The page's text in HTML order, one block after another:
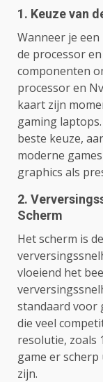
1. Keuze van
Wanneer je
de processor
componenten
processor en
kaart zijn
gaming
beste keuze,
moderne
graphics als
2.
Scherm
Het scherm is
vloeiend het
standaard voor
die veel
resolutie, zoals
game er
zijn.